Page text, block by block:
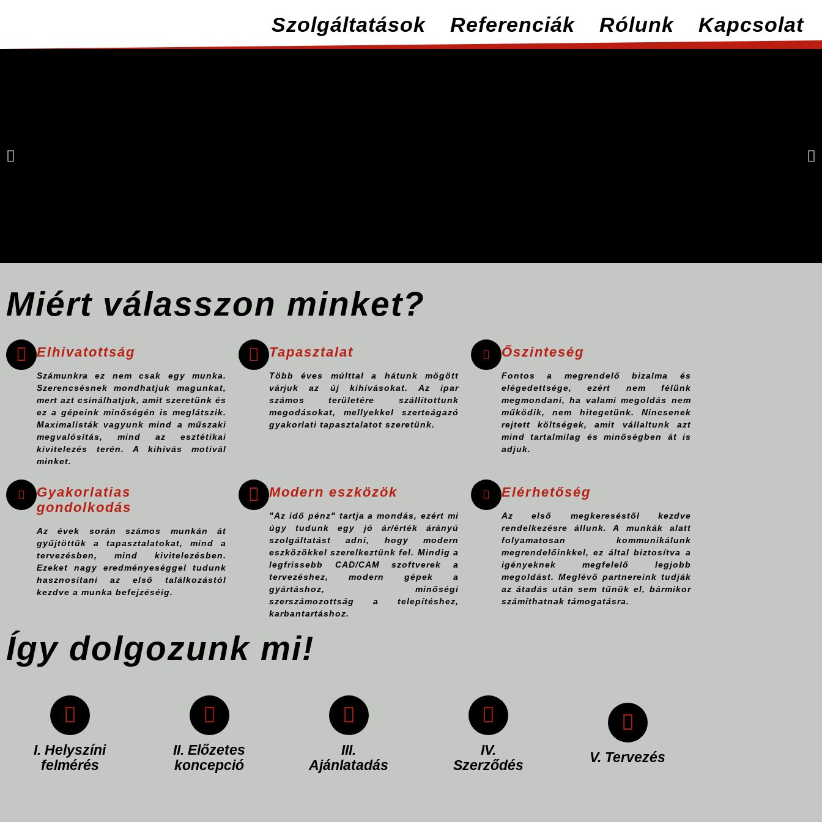
Szolgáltatások Referenciák Rólunk Kapcsolat
Mérnöki
tevékenység
Miért válasszon minket?
Elhivatottság
Számunkra ez nem csak egy munka.
Szerencsésnek mondhatjuk magunkat,
mert azt csinálhatjuk, amit szeretünk és
ez a gépeink minőségén is meglátszik.
Maximalisták vagyunk mind a műszaki
megvalósítás, mind az esztétikai
kivitelezés terén. A kihívás motivál
minket.
Tapasztalat
Több éves múlttal a hátunk mögött
várjuk az új kihívásokat. Az ipar
számos területére szállítottunk
megodásokat, mellyekkel szerteágazó
gyakorlati tapasztalatot szeretünk.
Őszinteség
Fontos a megrendelő bizalma és
elégedettsége, ezért nem félünk
megmondani, ha valami megoldás nem
működik, nem hitegetünk. Nincsenek
rejtett költségek, amit vállaltunk azt
mind tartalmilag és minőségben át is
adjuk.
Gyakorlatias
gondolkodás
Az évek során számos munkán át
gyűjtöttük a tapasztalatokat, mind a
tervezésben, mind kivitelezésben.
Ezeket nagy eredményeséggel tudunk
hasznosítani az első találkozástól
kezdve a munka befejzéséig.
Modern eszközök
"Az idő pénz" tartja a mondás, ezért mi
úgy tudunk egy jó ár/érték árányú
szolgáltatást adni, hogy modern
eszközökkel szerelkeztünk fel. Mindig a
legfrissebb CAD/CAM szoftverek a
tervezéshez, modern gépek a
gyártáshoz, minőségi
szerszámozottság a telepítéshez,
karbantartáshoz.
Elérhetőség
Az első megkereséstől kezdve
rendelkezésre állunk. A munkák alatt
folyamatosan kommunikálunk
megrendelőinkkel, ez által biztosítva a
igényeknek megfelelő legjobb
megoldást. Meglévő partnereink tudják
az átadás után sem tűnük el, bármikor
számíthatnak támogatásra.
Így dolgozunk mi!
I. Helyszíni
felmérés
Ez az első
lépés, mely
során
megismerjük a
helyszínt, a
technológiát és
a megrendelő
II. Előzetes
koncepció
kialakítunk egy
koncepciót,
melyet az
ügyféllel
átbeszélünk, ha
kell az igények
szerint
III.
Ajánlatadás
koncepció
alapján adunk
egy ajánlatot,
mely többek
között
tartalmazza az
árat, vállalási
IV.
Szerződés
leírjuk az elvárt
paramétereket,
környezeti
feltételeket,
vállalási árat,
fizetési
V. Tervezés
kommunikálunk
az ügyféllel,
hogy a
végeredmény a
számára lehető